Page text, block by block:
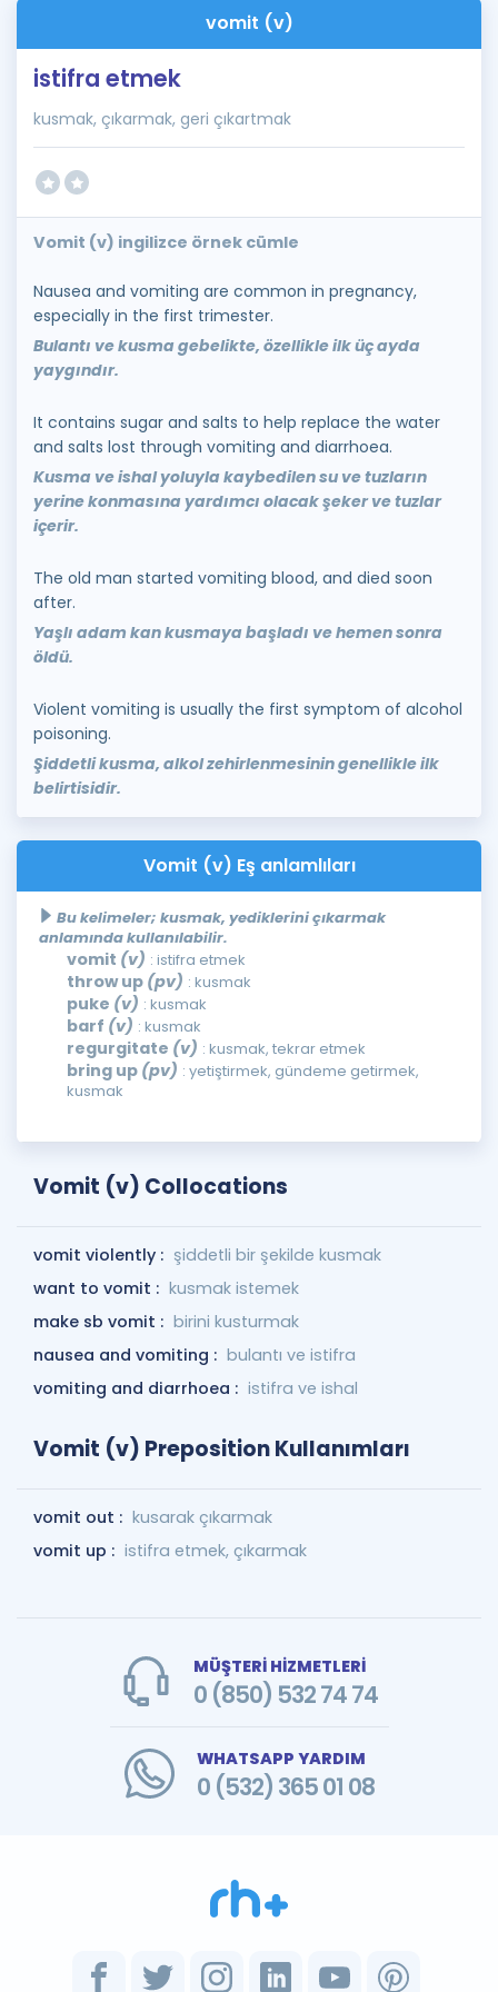
vomit (v)
istifra etmek
kusmak, çıkarmak, geri çıkartmak
Vomit (v) ingilizce örnek cümle
Nausea and vomiting are common in pregnancy,
especially in the first trimester.
Bulantı ve kusma gebelikte, özellikle ilk üç ayda
yaygındır.
It contains sugar and salts to help replace the water
and salts lost through vomiting and diarrhoea.
Kusma ve ishal yoluyla kaybedilen su ve tuzların
yerine konmasına yardımcı olacak şeker ve tuzlar
içerir.
The old man started vomiting blood, and died soon
after.
Yaşlı adam kan kusmaya başladı ve hemen sonra
öldü.
Violent vomiting is usually the first symptom of alcohol
poisoning.
Şiddetli kusma, alkol zehirlenmesinin genellikle ilk
belirtisidir.
Vomit (v) Eş anlamlıları
Bu kelimeler; kusmak, yediklerini çıkarmak
anlamında kullanılabilir.
vomit (v) : istifra etmek
throw up (pv) : kusmak
puke (v) : kusmak
barf (v) : kusmak
regurgitate (v) : kusmak, tekrar etmek
bring up (pv) : yetiştirmek, gündeme getirmek,
kusmak
Vomit (v) Collocations
vomit violently : şiddetli bir şekilde kusmak
want to vomit : kusmak istemek
make sb vomit : birini kusturmak
nausea and vomiting : bulantı ve istifra
vomiting and diarrhoea : istifra ve ishal
Vomit (v) Preposition Kullanımları
vomit out : kusarak çıkarmak
vomit up : istifra etmek, çıkarmak
MÜŞTERİ HİZMETLERİ
0 (850) 532 74 74
WHATSAPP YARDIM
0 (532) 365 01 08